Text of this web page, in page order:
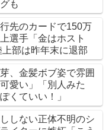
も
先のカードで150万
選手「金はホスト
部は昨年末に退部
、金髪ボブ姿で雰囲
愛い」「別人みた
くていい！」
しない正体不明のシ